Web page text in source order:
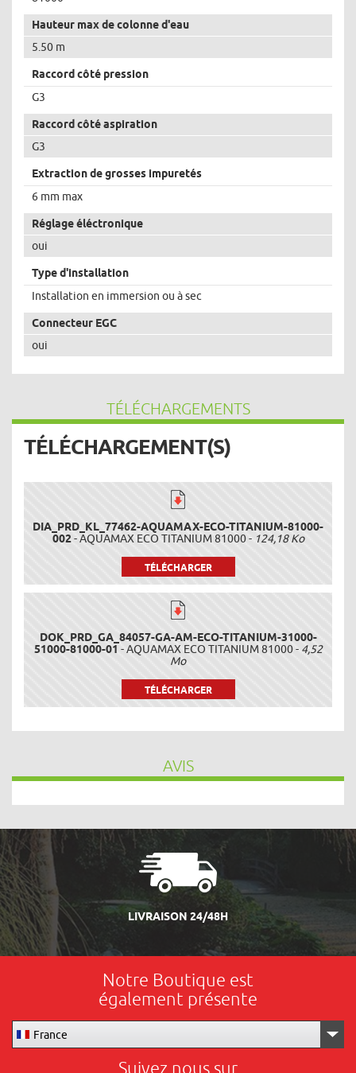
Hauteur max de colonne d'eau
5.50 m
Raccord côté pression
G3
Raccord côté aspiration
G3
Extraction de grosses impuretés
6 mm max
Réglage éléctronique
oui
Type d'installation
Installation en immersion ou à sec
Connecteur EGC
oui
TÉLÉCHARGEMENTS
TÉLÉCHARGEMENT(S)
DIA_PRD_KL_77462-AQUAMAX-ECO-TITANIUM-81000-
002- AQUAMAX ECO TITANIUM 81000 - 124,18 Ko
TÉLÉCHARGER
DOK_PRD_GA_84057-GA-AM-ECO-TITANIUM-31000-
51000-81000-01 - AQUAMAX ECO TITANIUM 81000 - 4,52
Mo
TÉLÉCHARGER
AVIS
LIVRAISON 24/48H
Notre Boutique est
également présente
France
Suivez nous sur